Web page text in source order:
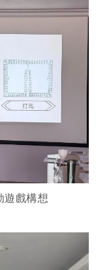
遊戲構想